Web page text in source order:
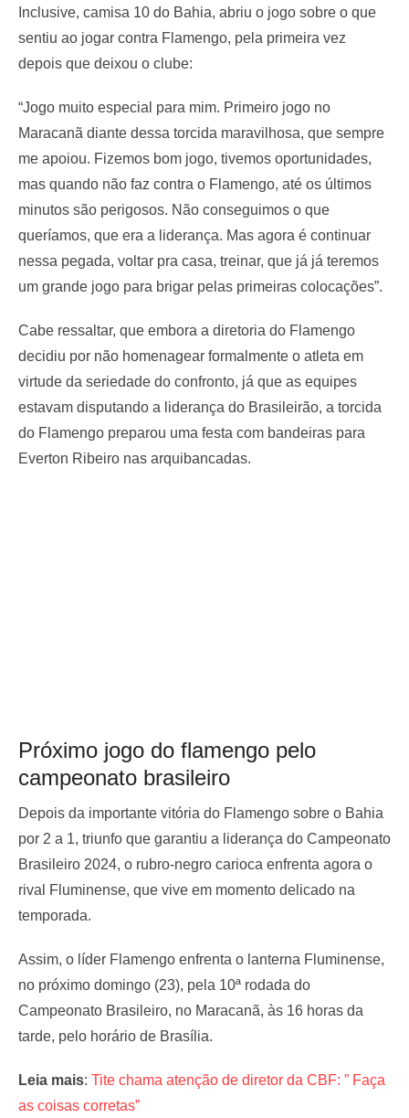
Inclusive, camisa 10 do Bahia, abriu o jogo sobre o que
sentiu ao jogar contra Flamengo, pela primeira vez
depois que deixou o clube:
“Jogo muito especial para mim. Primeiro jogo no
Maracanã diante dessa torcida maravilhosa, que sempre
me apoiou. Fizemos bom jogo, tivemos oportunidades,
mas quando não faz contra o Flamengo, até os últimos
minutos são perigosos. Não conseguimos o que
queríamos, que era a liderança. Mas agora é continuar
nessa pegada, voltar pra casa, treinar, que já já teremos
um grande jogo para brigar pelas primeiras colocações”.
Cabe ressaltar, que embora a diretoria do Flamengo
decidiu por não homenagear formalmente o atleta em
virtude da seriedade do confronto, já que as equipes
estavam disputando a liderança do Brasileirão, a torcida
do Flamengo preparou uma festa com bandeiras para
Everton Ribeiro nas arquibancadas.
Próximo jogo do flamengo pelo
campeonato brasileiro
Depois da importante vitória do Flamengo sobre o Bahia
por 2 a 1, triunfo que garantiu a liderança do Campeonato
Brasileiro 2024, o rubro-negro carioca enfrenta agora o
rival Fluminense, que vive em momento delicado na
temporada.
Assim, o líder Flamengo enfrenta o lanterna Fluminense,
no próximo domingo (23), pela 10ª rodada do
Campeonato Brasileiro, no Maracanã, às 16 horas da
tarde, pelo horário de Brasília.
Leia mais: Tite chama atenção de diretor da CBF: ” Faça
as coisas corretas”